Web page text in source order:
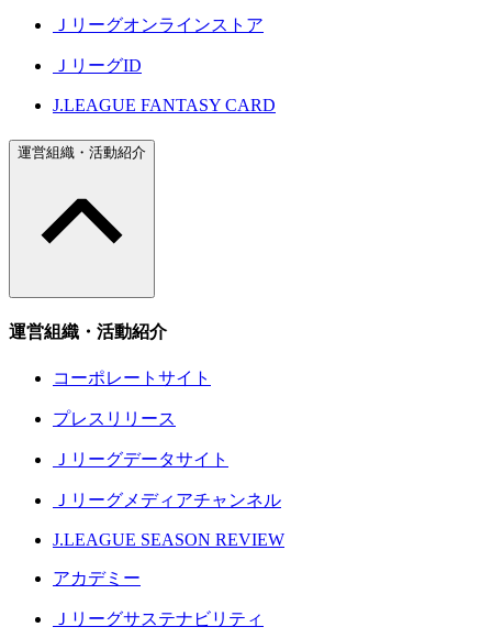
Ｊリーグオンラインストア
ＪリーグID
J.LEAGUE FANTASY CARD
運営組織・活動紹介
運営組織・活動紹介
コーポレートサイト
プレスリリース
Ｊリーグデータサイト
Ｊリーグメディアチャンネル
J.LEAGUE SEASON REVIEW
アカデミー
Ｊリーグサステナビリティ